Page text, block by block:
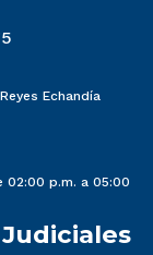
Echandía
02:00 p.m. a 05:00